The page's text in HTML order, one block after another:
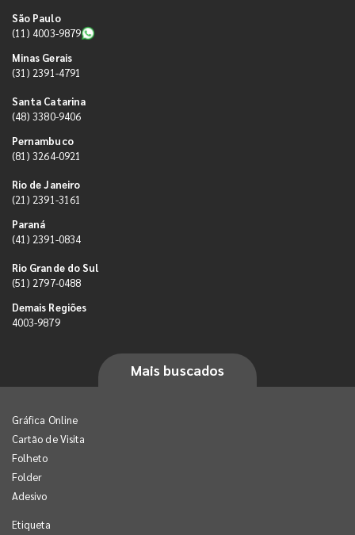
São Paulo
(11) 4003-9879
Minas Gerais
(31) 2391-4791
Santa Catarina
(48) 3380-9406
Pernambuco
(81) 3264-0921
Rio de Janeiro
(21) 2391-3161
Paraná
(41) 2391-0834
Rio Grande do Sul
(51) 2797-0488
Demais Regiões
4003-9879
Mais buscados
Gráfica Online
Cartão de Visita
Folheto
Folder
Adesivo
Etiqueta